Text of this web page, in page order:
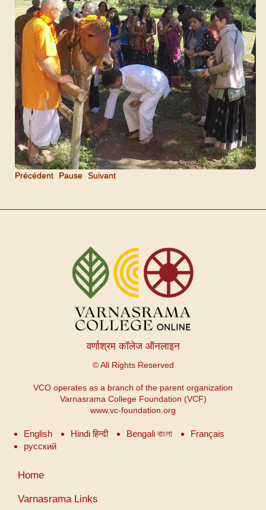
Précédent Pause Suivant
वर्णाश्रम कॉलेज ऑनलाइन
© All Rights Reserved
VCO operates as a branch of the parent organization
Varnasrama College Foundation (VCF)
www.vc-foundation.org
English Hindi हिन्दी Bengali বাংলা
Français
русский
Menu
compte
Home
Varnasrama Links